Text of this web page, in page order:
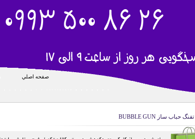
صفحه اصلي
تفنگ حباب ساز BUBBLE GUN